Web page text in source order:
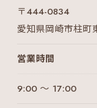
〒444-0834
愛知県岡崎市柱町
営業時間
9:00 ～ 17:00